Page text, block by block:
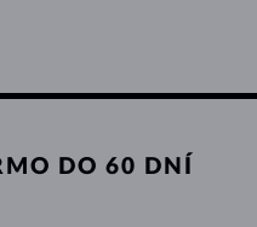
DO 60 DNÍ